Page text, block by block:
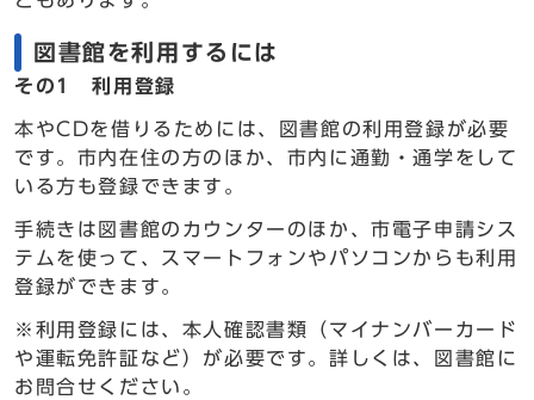
図書館を利用するには
その1 利用登録
本やCDを借りるためには、図書館の利用登録が必要
です。市内在住の方のほか、市内に通勤・通学をして
いる方も登録できます。
手続きは図書館のカウンターのほか、市電子申請シス
テムを使って、スマートフォンやパソコンからも利用
登録ができます。
※利用登録には、本人確認書類（マイナンバーカード
や運転免許証など）が必要です。詳しくは、図書館に
お問合せください。